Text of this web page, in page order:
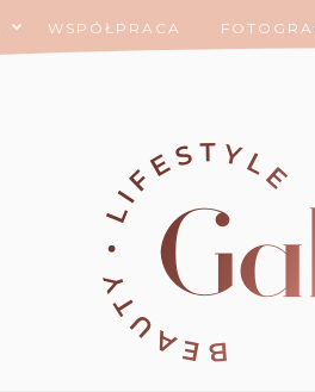
WSPÓŁPRACA